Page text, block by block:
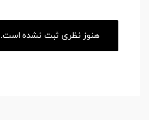
هنوز نظری ثبت نشده است.